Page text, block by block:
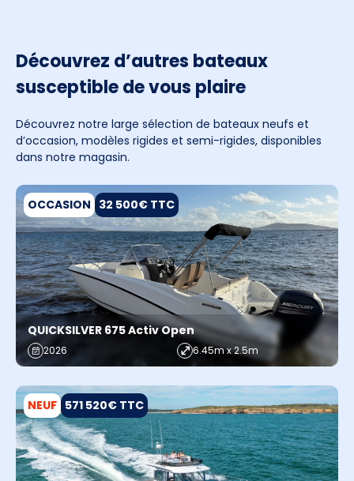
Découvrez d’autres bateaux
susceptible de vous plaire
Découvrez notre large sélection de bateaux neufs et
d’occasion, modèles rigides et semi-rigides, disponibles
dans notre magasin.
OCCASION 32 500€ TTC
QUICKSILVER 675 Activ Open
2026 6.45m x 2.5m
NEUF 571 520€ TTC